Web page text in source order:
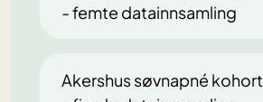
- femte datainnsamling
Akershus søvnapné kohort